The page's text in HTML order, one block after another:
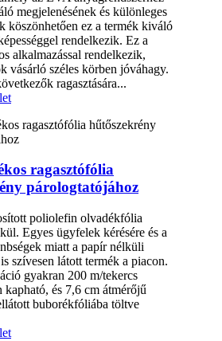
megjelenésének és különleges
köszönhetően ez a termék kiváló
rendelkezik. Ez a
alkalmazással rendelkezik,
vásárló széles körben jóváhagy.
ragasztására...
ragasztófólia
párologtatójához
poliolefin olvadékfólia
Egyes ügyfelek kérésére és a
miatt a papír nélküli
szívesen látott termék a piacon.
gyakran 200 m/tekercs
kapható, és 7,6 cm átmérőjű
buborékfóliába töltve